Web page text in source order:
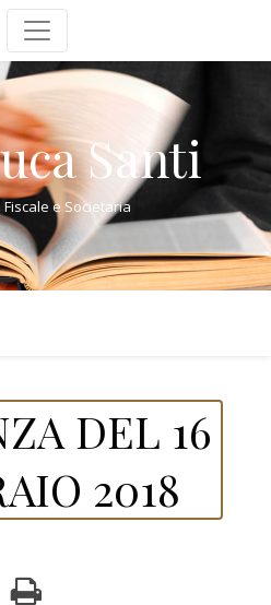
Santi
e Societaria
DEL 16
2018